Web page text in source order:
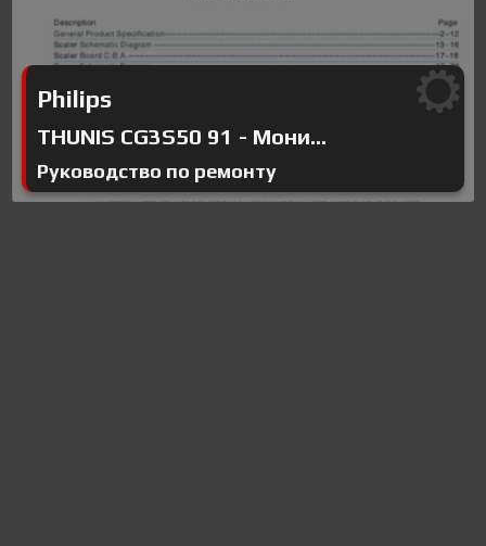
Philips
THUNIS CG3S50 91 - Мони...
Руководство по ремонту